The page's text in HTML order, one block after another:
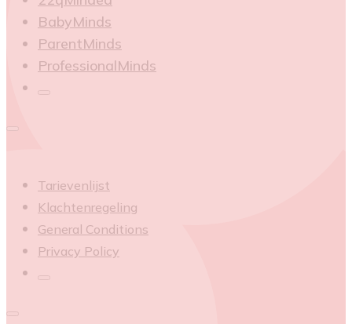
BabyMinds
ParentMinds
ProfessionalMinds
Tarievenlijst
Klachtenregeling
General Conditions
Privacy Policy